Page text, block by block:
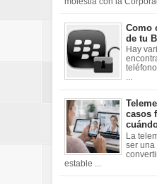
Como
de tu
Hay
casos
La
ser una
estable ...